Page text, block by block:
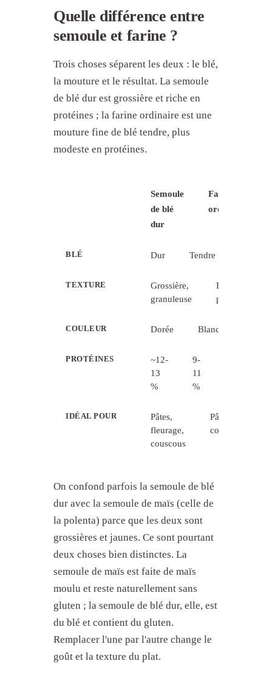
Quelle différence entre
semoule et farine ?
Trois choses séparent les deux : le blé,
la mouture et le résultat. La semoule
de blé dur est grossière et riche en
protéines ; la farine ordinaire est une
mouture fine de blé tendre, plus
modeste en protéines.
Semoule
de blé
dur
Farine
ordinaire
BLÉ Dur Tendre
TEXTURE
Grossière,
granuleuse
Fine,
poudreuse
COULEUR Dorée Blanche
PROTÉINES
~12-
13
%
9-
11
%
IDÉAL POUR
Pâtes,
fleurage,
couscous
Pâtisserie
courante
On confond parfois la semoule de blé
dur avec la semoule de maïs (celle de
la polenta) parce que les deux sont
grossières et jaunes. Ce sont pourtant
deux choses bien distinctes. La
semoule de maïs est faite de maïs
moulu et reste naturellement sans
gluten ; la semoule de blé dur, elle, est
du blé et contient du gluten.
Remplacer l'une par l'autre change le
goût et la texture du plat.